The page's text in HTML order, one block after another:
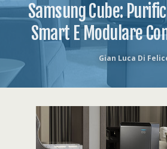
Samsung Cube:
Smart E Modulare
Gian Luca Di